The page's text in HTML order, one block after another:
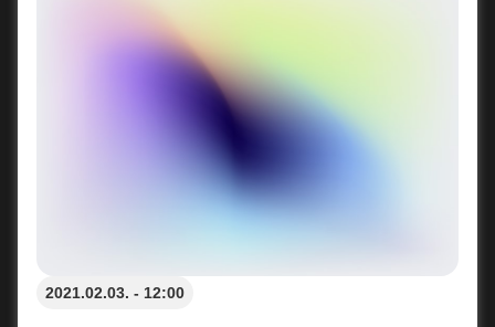
2021.02.03. - 12:00